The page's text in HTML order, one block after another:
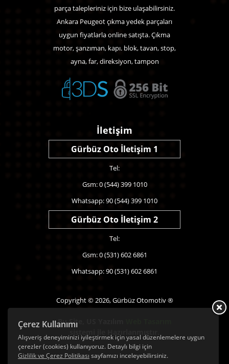
Çerez Kullanımı
Alışveriş deneyiminizi iyileştirmek için yasal düzenlemelere uygun
çerezler (cookies) kullanıyoruz. Detaylı bilgi için
Gizlilik ve Çerez Politikası sayfamızı inceleyebilirsiniz.
parça talepleriniz için bize ulaşabilirsiniz.
Ankara Peugeot çıkma yedek parçaları
uygun fiyatlarla online satışta. Çıkma
motor, şanzıman, kapı. blok, tavan, stop,
ayna, far, direksiyon, tampon
İletişim
Gürbüz Oto İletişim 1
Tel:
Gsm: 0 (544) 399 1010
Whatsapp: 90 (544) 399 1010
Gürbüz Oto İletişim 2
Tel:
Gsm: 0 (531) 602 6861
Whatsapp: 90 (531) 602 6861
Copyright © 2026, Gürbüz Otomotiv ®
Bu Site,